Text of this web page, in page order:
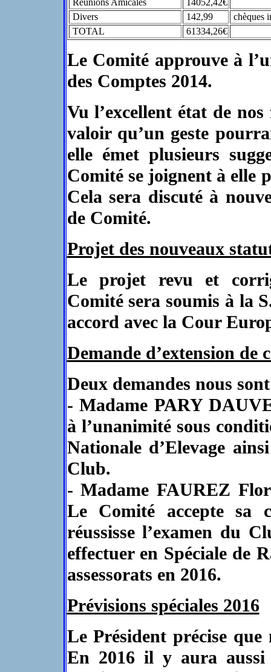
Réunions Amicales
14052,42€
Divers
142,99
chèques
TOTAL
61334,26€
Le Comité approuve à
des Comptes 2014.
Vu l’excellent état de
valoir qu’un geste
elle émet plusieurs
Comité se joignent à elle
Cela sera discuté à
de Comité.
Projet des nouveaux
Le projet revu et
Comité sera soumis à la
accord avec la Cour
Demande d’extension de
Deux demandes nous
- Madame PARY
à l’unanimité sous
Nationale d’Elevage
Club.
- Madame FAUREZ
Le Comité accepte sa
réussisse l’examen du
effectuer en Spéciale de
assessorats en 2016.
Prévisions spéciales 2016
Le Président précise que
En 2016 il y aura